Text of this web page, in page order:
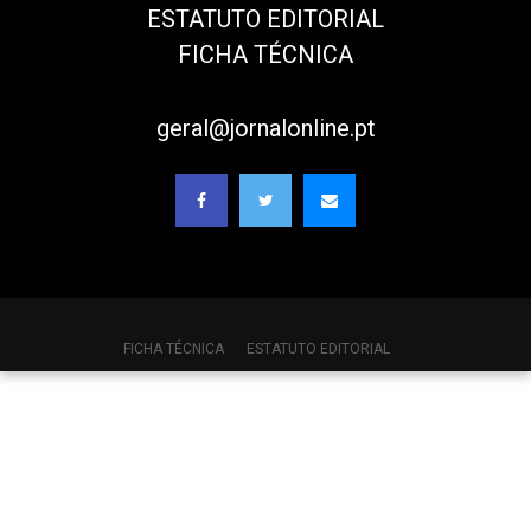
ESTATUTO EDITORIAL
FICHA TÉCNICA
geral@jornalonline.pt
FICHA TÉCNICA ESTATUTO EDITORIAL